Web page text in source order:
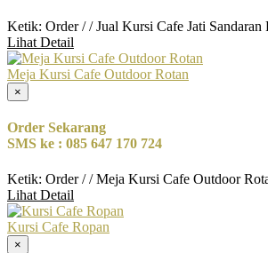
Ketik: Order / / Jual Kursi Cafe Jati
Lihat Detail
Meja Kursi Cafe Outdoor Rotan
×
Order Sekarang
SMS ke : 085 647 170 724
Ketik: Order / / Meja Kursi Cafe Outdoor
Lihat Detail
Kursi Cafe Ropan
×